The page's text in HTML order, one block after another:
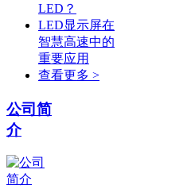
LED？
LED显示屏在
智慧高速中的
重要应用
查看更多 >
公司简
介